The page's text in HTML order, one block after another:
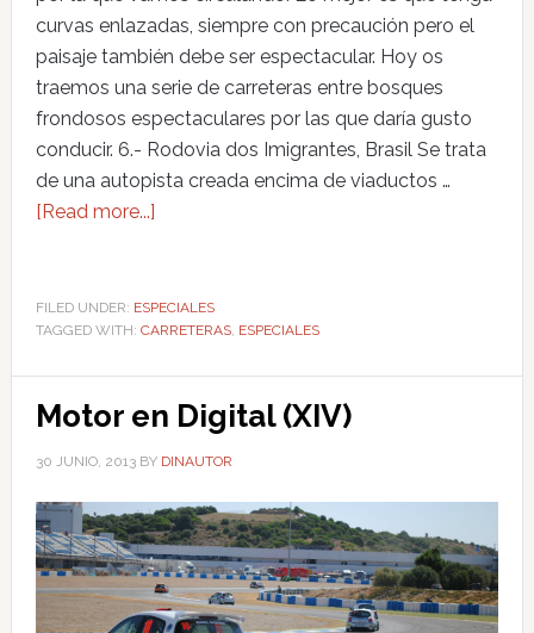
curvas enlazadas, siempre con precaución pero el
paisaje también debe ser espectacular. Hoy os
traemos una serie de carreteras entre bosques
frondosos espectaculares por las que daría gusto
conducir. 6.- Rodovia dos Imigrantes, Brasil Se trata
de una autopista creada encima de viaductos …
[Read more...]
FILED UNDER: ESPECIALES
TAGGED WITH: CARRETERAS, ESPECIALES
Motor en Digital (XIV)
30 JUNIO, 2013BY DINAUTOR